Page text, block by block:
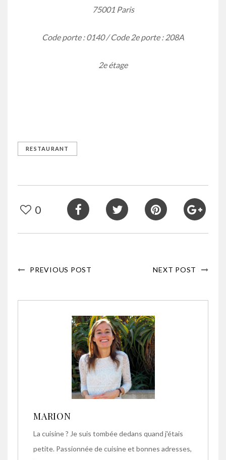
75001 Paris
Code porte : 0140 / Code 2e porte : 208A
2e étage
RESTAURANT
0
PREVIOUS POST NEXT POST
MARION
La cuisine ? Je suis tombée dedans quand j'étais
petite. Passionnée de cuisine et bonnes adresses,